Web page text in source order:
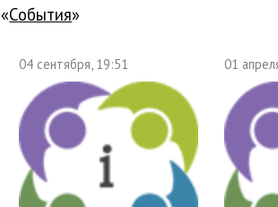
события»
04 сентября, 19:51 01